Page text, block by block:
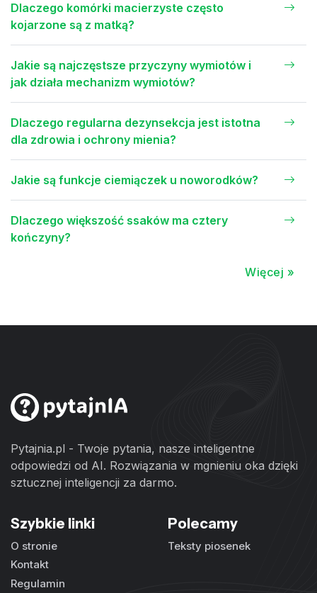
Dlaczego komórki macierzyste często
kojarzone są z matką?
Jakie są najczęstsze przyczyny wymiotów i
jak działa mechanizm wymiotów?
Dlaczego regularna dezynsekcja jest istotna
dla zdrowia i ochrony mienia?
Jakie są funkcje ciemiączek u noworodków?
Dlaczego większość ssaków ma cztery
kończyny?
Więcej »
Pytajnia.pl - Twoje pytania, nasze inteligentne
odpowiedzi od AI. Rozwiązania w mgnieniu oka dzięki
sztucznej inteligencji za darmo.
Szybkie linki
O stronie
Kontakt
Regulamin
Polecamy
Teksty piosenek